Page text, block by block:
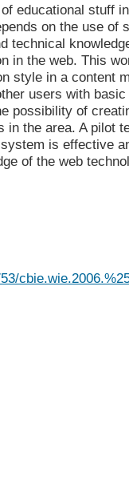
educational stuff
on the use of
technical
in the web. This
style in a content
users with
possibility of
in the area. A pilot
is effective
of the web